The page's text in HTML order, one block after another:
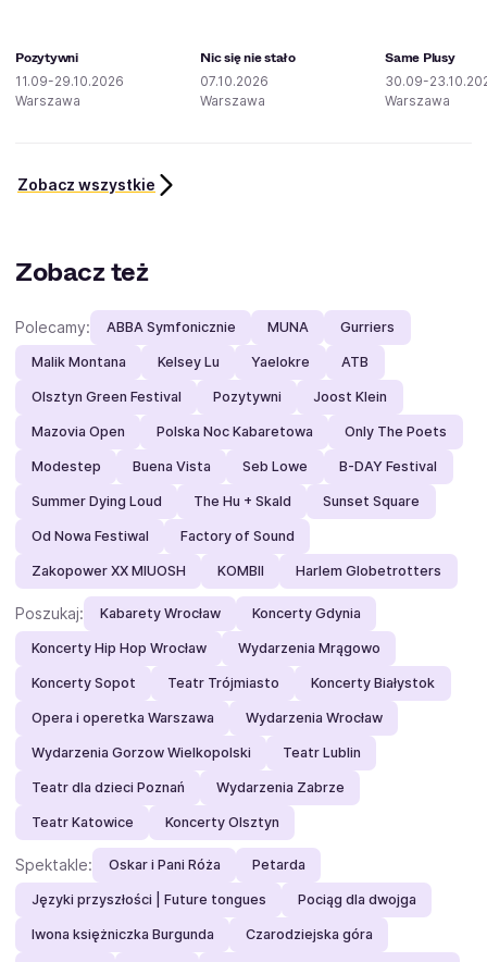
Pozytywni
11.09-29.10.2026
Warszawa
Nic się nie stało
07.10.2026
Warszawa
Same Plusy
30.09-
Warszawa
Zobacz wszystkie
Zobacz też
Polecamy: ABBA Symfonicznie MUNA Gurriers
Malik Montana Kelsey Lu Yaelokre ATB
Olsztyn Green Festival Pozytywni Joost Klein
Mazovia Open Polska Noc Kabaretowa Only The Poets
Modestep Buena Vista Seb Lowe B-DAY Festival
Summer Dying Loud The Hu + Skald Sunset Square
Od Nowa Festiwal Factory of Sound
Zakopower XX MIUOSH KOMBII Harlem Globetrotters
Poszukaj: Kabarety Wrocław Koncerty Gdynia
Koncerty Hip Hop Wrocław Wydarzenia Mrągowo
Koncerty Sopot Teatr Trójmiasto Koncerty Białystok
Opera i operetka Warszawa Wydarzenia Wrocław
Wydarzenia Gorzow Wielkopolski Teatr Lublin
Teatr dla dzieci Poznań Wydarzenia Zabrze
Teatr Katowice Koncerty Olsztyn
Spektakle: Oskar i Pani Róża Petarda
Języki przyszłości | Future tongues Pociąg dla dwojga
Iwona księżniczka Burgunda Czarodziejska góra